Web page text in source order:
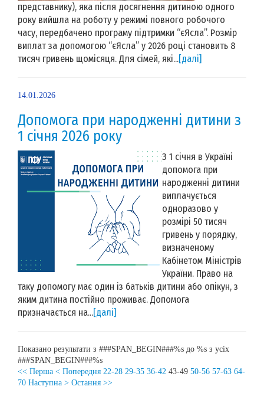
представнику), яка після досягнення дитиною одного
року вийшла на роботу у режимі повного робочого
часу, передбачено програму підтримки “єЯсла”. Розмір
виплат за допомогою “єЯсла” у 2026 році становить 8
тисяч гривень щомісяця. Для сімей, які...[далі]
14.01.2026
Допомога при народженні дитини з
1 січня 2026 року
З 1 січня в Україні
допомога при
народженні дитини
виплачується
одноразово у
розмірі 50 тисяч
гривень у порядку,
визначеному
Кабінетом Міністрів
України. Право на
таку допомогу має один із батьків дитини або опікун, з
яким дитина постійно проживає. Допомога
призначається на...[далі]
Показано результати з ###SPAN_BEGIN###%s до %s з усіх
###SPAN_BEGIN###%s
<< Перша < Попередня 22-28 29-35 36-42 43-49 50-56 57-63 64-
70 Наступна > Остання >>